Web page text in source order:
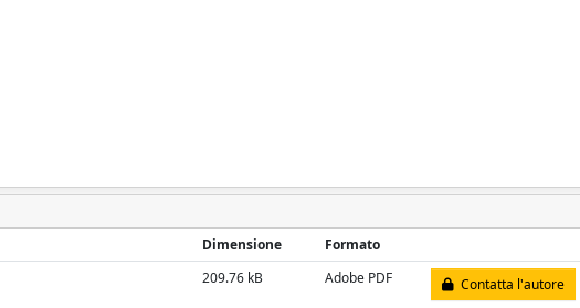
Dimensione
Formato
209.76 kB Adobe PDF Contatta l'autore